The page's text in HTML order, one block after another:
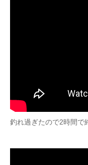
釣れ過ぎたので2時間で